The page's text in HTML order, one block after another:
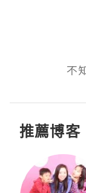
不
推薦博客